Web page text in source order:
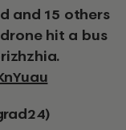
hit a bus